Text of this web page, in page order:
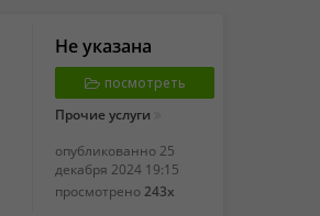
Не указана
посмотреть
Прочие услуги
опубликованно 25
декабря 2024 19:15
просмотрено243x